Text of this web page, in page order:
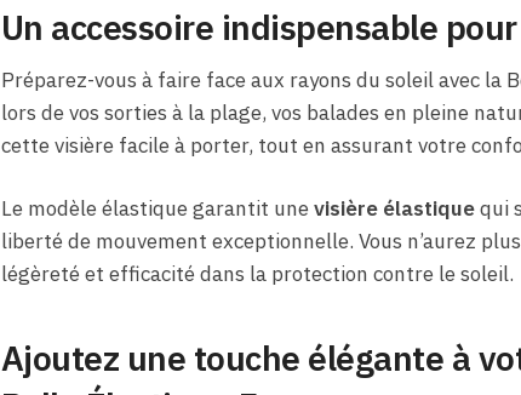
Un accessoire indispensable
Préparez-vous à faire face aux rayons du soleil avec la
lors de vos sorties à la plage, vos balades en pleine
cette visière facile à porter, tout en assurant votre
Le modèle élastique garantit unevisière élastiquequi
liberté de mouvement exceptionnelle. Vous n’aurez
légèreté et efficacité dans la protection contre le soleil.
Ajoutez une touche élégante à